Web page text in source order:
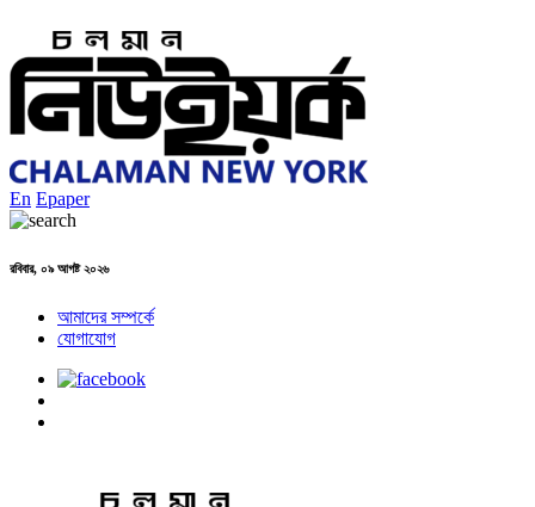
En Epaper
রবিবার, ০৯ আগষ্ট ২০২৬
আমাদের সম্পর্কে
যোগাযোগ